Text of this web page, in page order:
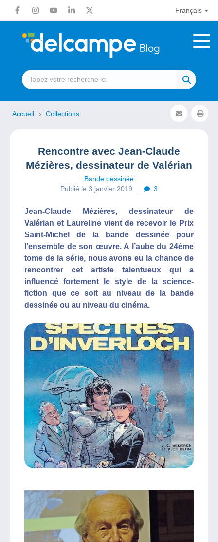
Français
Accueil Collections
Rencontre avec Jean-Claude
Mézières, dessinateur de Valérian
Bande dessinée
Publié le 3 janvier 2019
3
Jean-Claude Mézières, dessinateur de
Valérian et Laureline vient de recevoir le Prix
Saint-Michel de la bande dessinée pour
l’ensemble de son œuvre. A l’aube du 24ème
tome de la série, nous avons eu la chance de
rencontrer cet artiste talentueux qui a
influencé fortement le style de la science-
fiction que ce soit au niveau de la bande
dessinée ou au niveau du cinéma.